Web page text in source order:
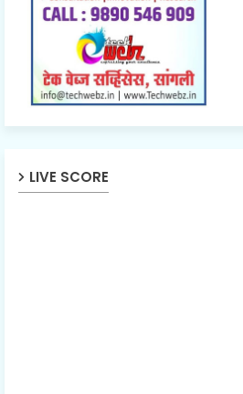
LIVE SCORE